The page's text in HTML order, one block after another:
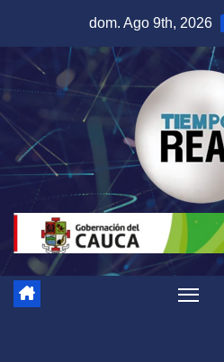
contenido
dom. Ago 9th, 2026